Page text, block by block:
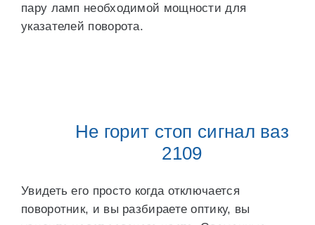
пару ламп необходимой мощности для
указателей поворота.
Не горит стоп сигнал ваз
2109
Увидеть его просто когда отключается
поворотник, и вы разбираете оптику, вы